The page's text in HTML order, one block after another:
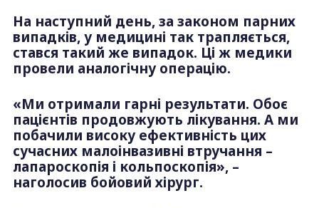
На наступний день, за законом парних
випадків, у медицині так трапляється,
стався такий же випадок. Ці ж медики
провели аналогічну операцію.
«Ми отримали гарні результати. Обоє
пацієнтів продовжують лікування. А ми
побачили високу ефективність цих
сучасних малоінвазивні втручання –
лапароскопія і кольпоскопія», –
наголосив бойовий хірург.